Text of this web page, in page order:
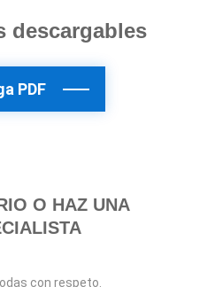
descargables
PDF
O HAZ UNA
con respeto.